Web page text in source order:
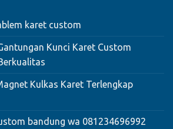
karet custom
Kunci Karet Custom
Kulkas Karet Terlengkap
bandung wa 081234696992